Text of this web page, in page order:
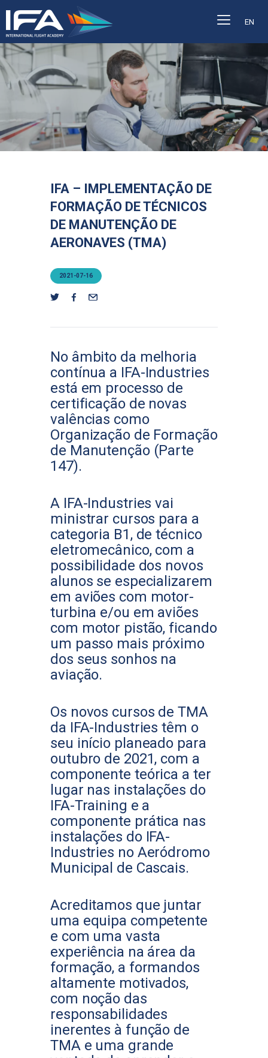
EN
IFA – IMPLEMENTAÇÃO DE
FORMAÇÃO DE TÉCNICOS
DE MANUTENÇÃO DE
AERONAVES (TMA)
2021-07-16
No âmbito da melhoria
contínua a IFA-Industries
está em processo de
certificação de novas
valências como
Organização de Formação
de Manutenção (Parte
147).
A IFA-Industries vai
ministrar cursos para a
categoria B1, de técnico
eletromecânico, com a
possibilidade dos novos
alunos se especializarem
em aviões com motor-
turbina e/ou em aviões
com motor pistão, ficando
um passo mais próximo
dos seus sonhos na
aviação.
Os novos cursos de TMA
da IFA-Industries têm o
seu início planeado para
outubro de 2021, com a
componente teórica a ter
lugar nas instalações do
IFA-Training e a
componente prática nas
instalações do IFA-
Industries no Aeródromo
Municipal de Cascais.
Acreditamos que juntar
uma equipa competente
e com uma vasta
experiência na área da
formação, a formandos
altamente motivados,
com noção das
responsabilidades
inerentes à função de
TMA e uma grande